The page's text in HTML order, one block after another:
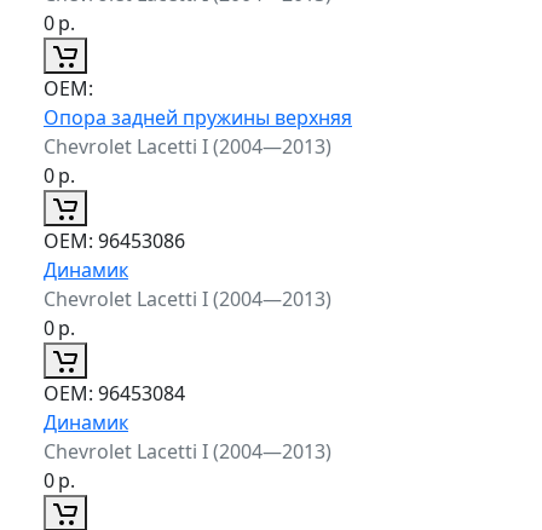
0р.
ОЕМ:
Опора задней пружины верхняя
Chevrolet Lacetti I (2004—2013)
0р.
ОЕМ: 96453086
Динамик
Chevrolet Lacetti I (2004—2013)
0р.
ОЕМ: 96453084
Динамик
Chevrolet Lacetti I (2004—2013)
0р.